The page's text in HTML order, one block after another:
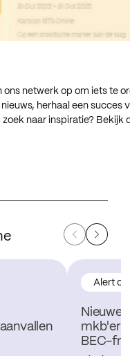
ons netwerk op om iets te
herhaal een succes
naar inspiratie? Bekijk
Nieuwe
mkb'ers
BEC-
Alert